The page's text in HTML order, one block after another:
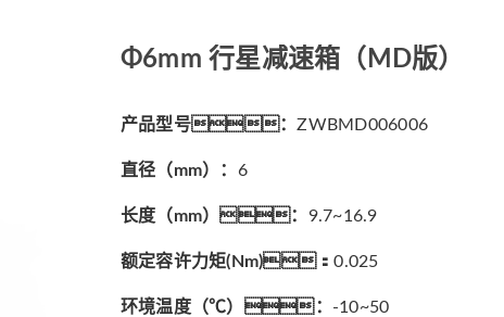
ZWMD Φ38mm系列
Φ6mm 行星减速箱（MD版）
产品型号：ZWBMD006006
直径（mm）： 6
长度（mm）： 9.7~16.9
额定容许力矩(Nm)：0.025
环境温度（℃）： -10~50